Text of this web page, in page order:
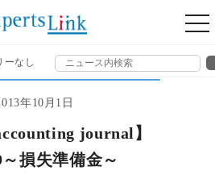
ーなし
年10月1日
journal】
損失準備金～